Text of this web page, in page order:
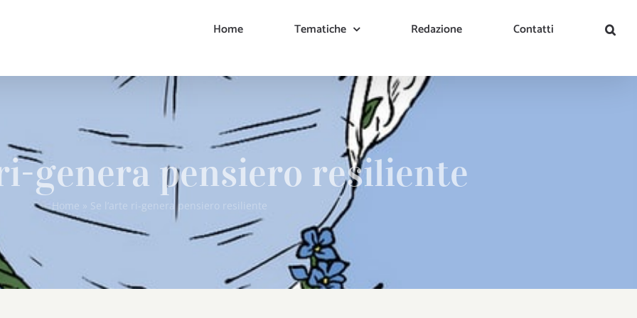
Home Tematiche Redazione Contatti
genera pensiero resiliente
Home » Se l’arte ri-genera pensiero resiliente